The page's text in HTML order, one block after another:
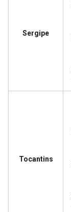
Sergipe
Tocantins